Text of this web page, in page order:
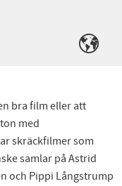
bra film eller att
med
skräckfilmer som
samlar på Astrid
och Pippi Långstrump